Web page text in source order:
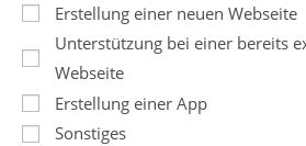
Erstellung einer neuen Webseite
Unterstützung bei einer bereits
Webseite
Erstellung einer App
Sonstiges